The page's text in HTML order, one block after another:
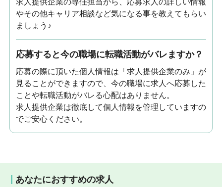
やその他キャリア相談など気になる事を教えてもらい
ましょう♪
応募すると今の職場に転職活動がバレますか？
応募の際に頂いた個人情報は「求人提供企業のみ」が
見ることができますので、今の職場に求人へ応募した
ことや転職活動がバレる心配はありません。
求人提供企業は徹底して個人情報を管理していますの
でご安心ください。
あなたにおすすめの求人